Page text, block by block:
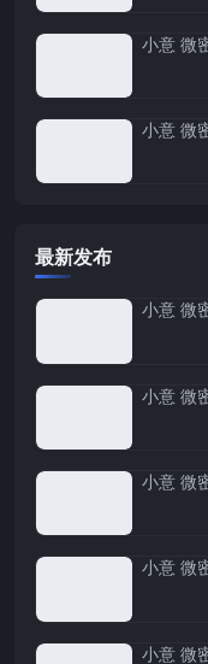
小意 微
小意 微
最新发布
小意 微
小意 微
小意 微
小意 微
小意 微